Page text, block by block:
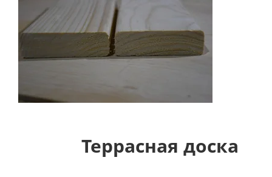
Террасная доска